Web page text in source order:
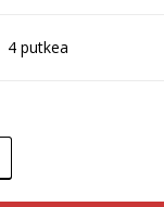
4 putkea